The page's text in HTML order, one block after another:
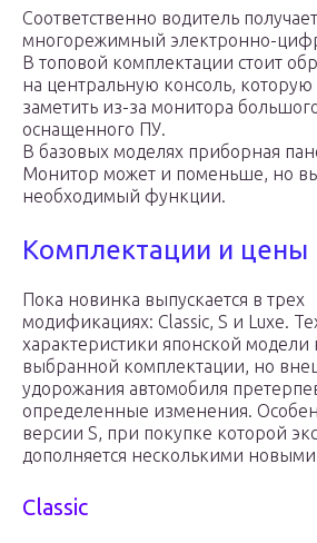
Соответственно водитель
многорежимный электронно-
В топовой комплектации стоит
на центральную консоль,
заметить из-за монитора
оснащенного ПУ.
В базовых моделях приборная
Монитор может и поменьше, но
необходимый функции.
Комплектации и цены
Пока новинка выпускается в трех
модификациях: Classic, S и Luxe.
характеристики японской модели
выбранной комплектации, но
удорожания автомобиля
определенные изменения.
версии S, при покупке которой
дополняется несколькими
Classic